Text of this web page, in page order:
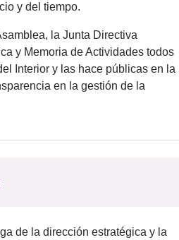
y del tiempo.
la Junta Directiva
y Memoria de Actividades todos
Interior y las hace públicas en la
en la gestión de la
de la dirección estratégica y la